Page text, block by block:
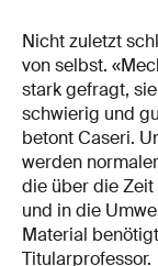
Nicht zuletzt
von selbst.
stark gefragt,
schwierig und
betont Caseri.
werden
die über die
und in die
Material
Titularprofessor.